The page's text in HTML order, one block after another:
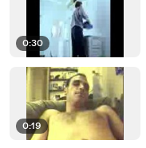
0:30
0:19